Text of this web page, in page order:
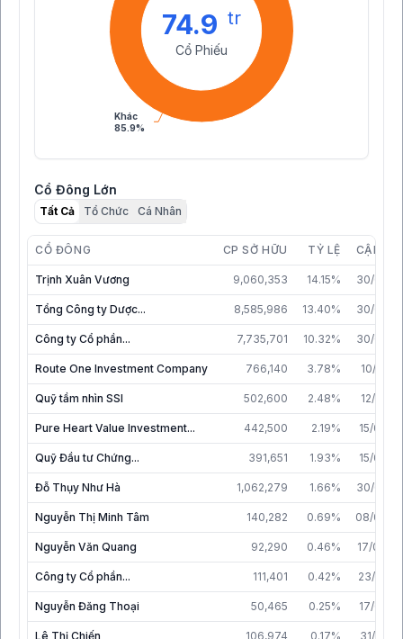
Khác
85.9%
74.9 tr
Cổ Phiếu
Cổ Đông Lớn
Tất Cả Tổ Chức Cá Nhân
CỔ ĐÔNG CP SỞ HỮU TỶ LỆ CẬP
Trịnh Xuân Vương 9,060,353 14.15% 30/06/
Tổng Công ty Dược... 8,585,986 13.40% 30/06/
Công ty Cổ phần... 7,735,701 10.32% 30/07/
Route One Investment Company 766,140 3.78% 10/12/
Quỹ tầm nhìn SSI 502,600 2.48% 12/10/
Pure Heart Value Investment... 442,500 2.19% 15/06/
Quỹ Đầu tư Chứng... 391,651 1.93% 15/06/
Đỗ Thụy Như Hà 1,062,279 1.66% 30/06/
Nguyễn Thị Minh Tâm 140,282 0.69% 08/09/
Nguyễn Văn Quang 92,290 0.46% 17/07/
Công ty Cổ phần... 111,401 0.42% 23/06/
Nguyễn Đăng Thoại 50,465 0.25% 17/02/
Lê Thị Chiến 106,974 0.17% 31/12/